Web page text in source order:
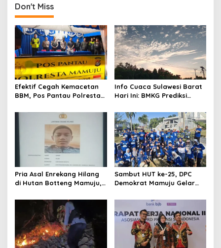
Dingin
Don't Miss
Efektif Cegah Kemacetan
BBM, Pos Pantau Polresta
SPBU Kali Mamuju
Info Cuaca Sulawesi Barat
Hari Ini: BMKG Prediksi
Pria Asal Enrekang Hilang
di Hutan Botteng Mamuju,
Kelaparan ke Istri
Sambut HUT ke-25, DPC
Demokrat Mamuju Gelar
Indonesia Asri